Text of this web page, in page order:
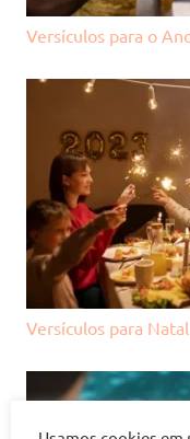
Versículos para o
Versículos para